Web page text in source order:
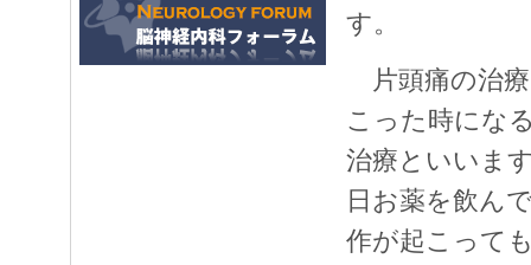
す。
片頭痛の治
こった時にな
治療といいま
日お薬を飲ん
作が起こって